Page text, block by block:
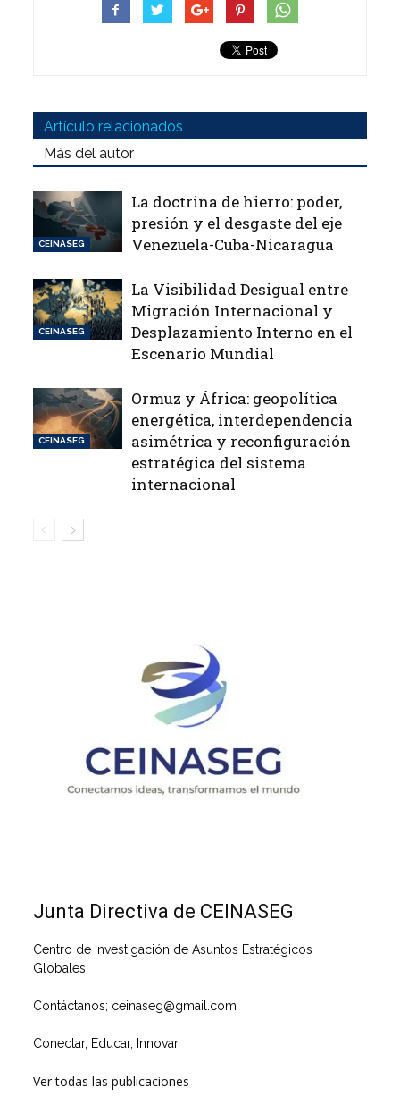
Artículo relacionados
Más del autor
CEINASEG
La doctrina de hierro: poder,
presión y el desgaste del eje
Venezuela-Cuba-Nicaragua
CEINASEG
La Visibilidad Desigual entre
Migración Internacional y
Desplazamiento Interno en el
Escenario Mundial
CEINASEG
Ormuz y África: geopolítica
energética, interdependencia
asimétrica y reconfiguración
estratégica del sistema
internacional
Junta Directiva de CEINASEG
Centro de Investigación de Asuntos Estratégicos
Globales
Contáctanos; ceinaseg@gmail.com
Conectar, Educar, Innovar.
Ver todas las publicaciones